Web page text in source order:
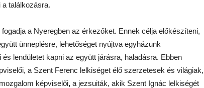
találkozásra.
a Nyeregben az érkezőket. Ennek célja előkészíteni,
ünneplésre, lehetőséget nyújtva egyházunk
lendületet kapni az együtt járásra, haladásra. Ebben
a Szent Ferenc lelkiséget élő szerzetesek és világiak,
képviselői, a jezsuiták, akik Szent Ignác lelkiségét